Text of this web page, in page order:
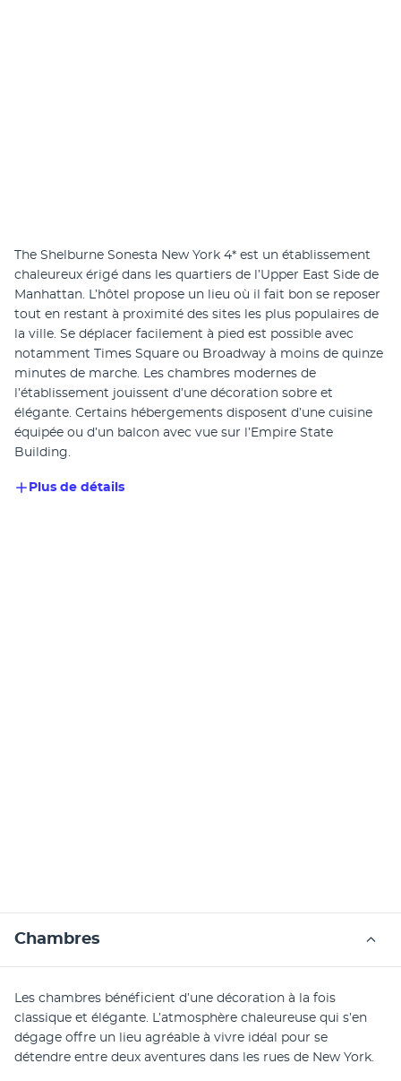
The Shelburne Sonesta New York 4* est un établissement
chaleureux érigé dans les quartiers de l’Upper East Side de
Manhattan. L’hôtel propose un lieu où il fait bon se reposer
tout en restant à proximité des sites les plus populaires de
la ville. Se déplacer facilement à pied est possible avec
notamment Times Square ou Broadway à moins de quinze
minutes de marche. Les chambres modernes de
l’établissement jouissent d’une décoration sobre et
élégante. Certains hébergements disposent d’une cuisine
équipée ou d’un balcon avec vue sur l’Empire State
Building.
Plus de détails
Chambres
Les chambres bénéficient d’une décoration à la fois
classique et élégante. L’atmosphère chaleureuse qui s’en
dégage offre un lieu agréable à vivre idéal pour se
détendre entre deux aventures dans les rues de New York.